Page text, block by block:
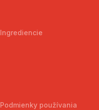
Ingrediencie
Podmienky používania